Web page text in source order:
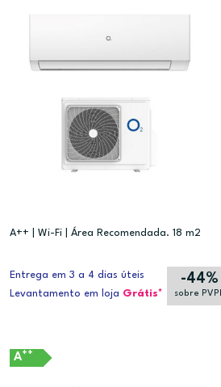
A++ | Wi-Fi | Área Recomendada. 18 m2
Entrega em 3 a 4 dias úteis
Levantamento em loja Grátis*
-44%
sobre
A++